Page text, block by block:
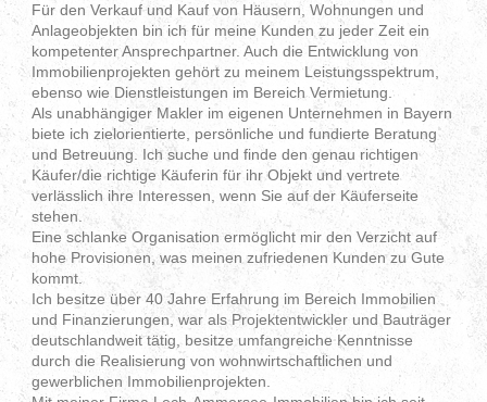
Für den Verkauf und Kauf von Häusern, Wohnungen und
Anlageobjekten bin ich für meine Kunden zu jeder Zeit ein
kompetenter Ansprechpartner. Auch die Entwicklung von
Immobilienprojekten gehört zu meinem Leistungsspektrum,
ebenso wie Dienstleistungen im Bereich Vermietung.
Als unabhängiger Makler im eigenen Unternehmen in Bayern
biete ich zielorientierte, persönliche und fundierte Beratung
und Betreuung. Ich suche und finde den genau richtigen
Käufer/die richtige Käuferin für ihr Objekt und vertrete
verlässlich ihre Interessen, wenn Sie auf der Käuferseite
stehen.
Eine schlanke Organisation ermöglicht mir den Verzicht auf
hohe Provisionen, was meinen zufriedenen Kunden zu Gute
kommt.
Ich besitze über 40 Jahre Erfahrung im Bereich Immobilien
und Finanzierungen, war als Projektentwickler und Bauträger
deutschlandweit tätig, besitze umfangreiche Kenntnisse
durch die Realisierung von wohnwirtschaftlichen und
gewerblichen Immobilienprojekten.